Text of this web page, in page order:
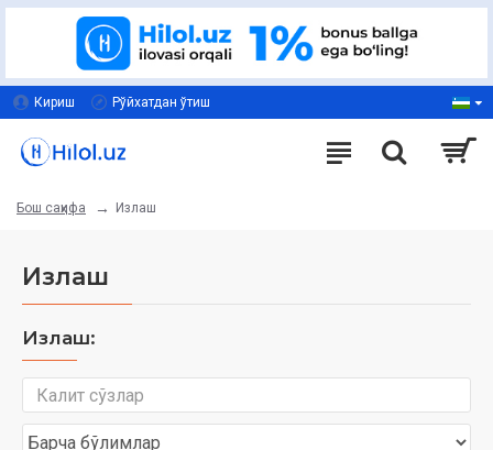
Кириш Рўйхатдан ўтиш
Бош саҳифа Излаш
Излаш
Излаш: